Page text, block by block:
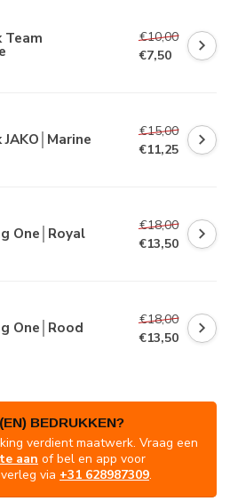
Team
€10,00
€7,50
JAKO│Marine
€15,00
€11,25
One│Royal
€18,00
€13,50
One│Rood
€18,00
€13,50
BEDRUKKEN?
verdient maatwerk. Vraag een
aan of bel en app voor
via +31 628987309.